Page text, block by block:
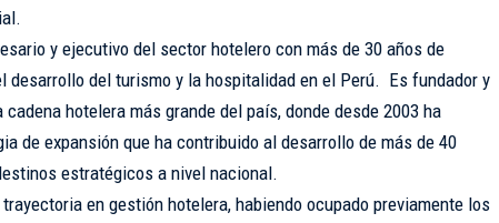
y ejecutivo del sector hotelero con más de 30 años de
desarrollo del turismo y la hospitalidad en el Perú. Es fundador y
cadena hotelera más grande del país, donde desde 2003 ha
de expansión que ha contribuido al desarrollo de más de 40
estratégicos a nivel nacional.
en gestión hotelera, habiendo ocupado previamente los